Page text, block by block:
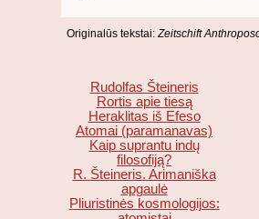
Originalūs tekstai: Zeitschift
Rudolfas Šteineris
Rortis apie tiesą
Heraklitas iš Efeso
Atomai (paramanavas)
Kaip suprantu indų
filosofiją?
R. Šteineris. Arimaniška
apgaulė
Pliuristinės kosmologijos: